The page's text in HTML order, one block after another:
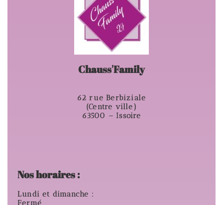
Chauss'Family
62 rue Berbiziale
(Centre ville)
63500 – Issoire
Nos horaires :
Lundi et dimanche :
Fermé